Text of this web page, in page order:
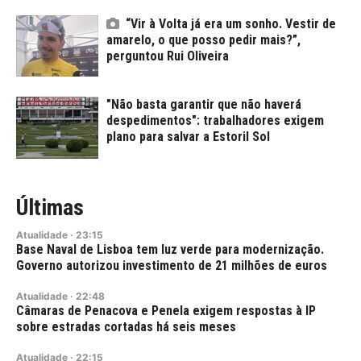
“Vir à Volta já era um sonho. Vestir de
amarelo, o que posso pedir mais?”,
perguntou Rui Oliveira
"Não basta garantir que não haverá
despedimentos": trabalhadores exigem
plano para salvar a Estoril Sol
Últimas
Atualidade · 23:15
Base Naval de Lisboa tem luz verde para modernização.
Governo autorizou investimento de 21 milhões de euros
Atualidade · 22:48
Câmaras de Penacova e Penela exigem respostas à IP
sobre estradas cortadas há seis meses
Atualidade · 22:15